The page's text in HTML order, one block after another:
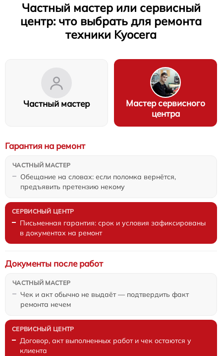
Частный мастер или сервисный
центр: что выбрать для ремонта
техники Kyocera
Частный мастер
Мастер сервисного
центра
Обещание на словах: если поломка вернётся,
предъявить претензию некому
Гарантия на ремонт
Письменная гарантия: срок и условия зафиксированы
в документах на ремонт
Чек и акт обычно не выдаёт — подтвердить факт
ремонта нечем
Документы после работ
Договор, акт выполненных работ и чек остаются у
клиента